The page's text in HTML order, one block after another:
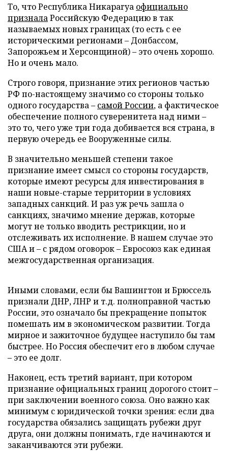
То, что Республика Никарагуа официально
призналаРоссийскую Федерацию в так
называемых новых границах (то есть с ее
историческими регионами – Донбассом,
Запорожьем и Херсонщиной) – это очень хорошо.
Но и очень мало.
Строго говоря, признание этих регионов частью
РФ по-настоящему значимо со стороны только
одного государства – самой России, а фактическое
обеспечение полного суверенитета над ними –
это то, чего уже три года добивается вся страна, в
первую очередь ее Вооруженные силы.
В значительно меньшей степени такое
признание имеет смысл со стороны государств,
которые имеют ресурсы для инвестирования в
наши новые-старые территории в условиях
западных санкций. И раз уж речь зашла о
санкциях, значимо мнение держав, которые
могут не только вводить рестрикции, но и
отслеживать их исполнение. В нашем случае это
США и – с рядом оговорок – Евросоюз как единая
межгосударственная организация.
Иными словами, если бы Вашингтон и Брюссель
признали ДНР, ЛНР и т.д. полноправной частью
России, это означало бы прекращение попыток
помешать им в экономическом развитии. Тогда
мирное и зажиточное будущее наступило бы там
быстрее. Но Россия обеспечит его в любом случае
– это ее долг.
Наконец, есть третий вариант, при котором
признание официальных границ дорогого стоит –
при заключении военного союза. Оно важно как
минимум с юридической точки зрения: если два
государства обязались защищать рубежи друг
друга, они должны понимать, где начинаются и
заканчиваются эти рубежи.